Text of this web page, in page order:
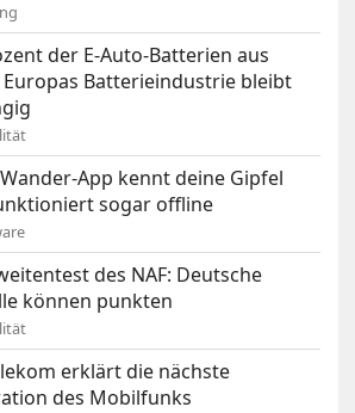
der E-Auto-Batterien aus
Europas Batterieindustrie bleibt
App kennt deine Gipfel
sogar offline
des NAF: Deutsche
können punkten
erklärt die nächste
des Mobilfunks